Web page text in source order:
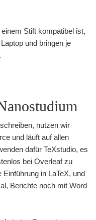
Stift kompatibel ist,
und bringen je
nutzen wir
und läuft auf allen
dafür TeXstudio, es
bei Overleaf zu
in LaTeX, und
Berichte noch mit Word